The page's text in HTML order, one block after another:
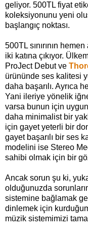
geliyor. 500TL fiyat
koleksiyonunu yeni
başlangıç noktası.
500TL sınırının
iki katına çıkıyor.
ProJect Debut ve
ürününde ses kalitesi
daha başarılı. Ayrıca
Yani ileriye yönelik
varsa bunun için
daha minimalist bir
için gayet yeterli bir
gayet başarılı bir ses
modelini ise Stereo
sahibi olmak için bir
Ancak sorun şu ki,
olduğunuzda
sistemine bağlamak
dinlemek için
müzik sistemimizi